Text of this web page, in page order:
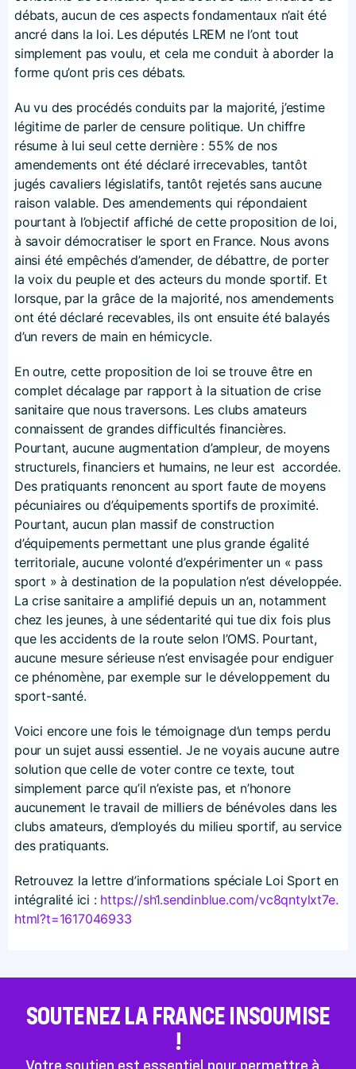
débats, aucun de ces aspects fondamentaux n’ait été
ancré dans la loi. Les députés LREM ne l’ont tout
simplement pas voulu, et cela me conduit à aborder la
forme qu’ont pris ces débats.
Au vu des procédés conduits par la majorité, j’estime
légitime de parler de censure politique. Un chiffre
résume à lui seul cette dernière : 55% de nos
amendements ont été déclaré irrecevables, tantôt
jugés cavaliers législatifs, tantôt rejetés sans aucune
raison valable. Des amendements qui répondaient
pourtant à l’objectif affiché de cette proposition de loi,
à savoir démocratiser le sport en France. Nous avons
ainsi été empêchés d’amender, de débattre, de porter
la voix du peuple et des acteurs du monde sportif. Et
lorsque, par la grâce de la majorité, nos amendements
ont été déclaré recevables, ils ont ensuite été balayés
d’un revers de main en hémicycle.
En outre, cette proposition de loi se trouve être en
complet décalage par rapport à la situation de crise
sanitaire que nous traversons. Les clubs amateurs
connaissent de grandes difficultés financières.
Pourtant, aucune augmentation d’ampleur, de moyens
structurels, financiers et humains, ne leur est accordée.
Des pratiquants renoncent au sport faute de moyens
pécuniaires ou d’équipements sportifs de proximité.
Pourtant, aucun plan massif de construction
d’équipements permettant une plus grande égalité
territoriale, aucune volonté d’expérimenter un « pass
sport » à destination de la population n’est développée.
La crise sanitaire a amplifié depuis un an, notamment
chez les jeunes, à une sédentarité qui tue dix fois plus
que les accidents de la route selon l’OMS. Pourtant,
aucune mesure sérieuse n’est envisagée pour endiguer
ce phénomène, par exemple sur le développement du
sport-santé.
Voici encore une fois le témoignage d’un temps perdu
pour un sujet aussi essentiel. Je ne voyais aucune autre
solution que celle de voter contre ce texte, tout
simplement parce qu’il n’existe pas, et n’honore
aucunement le travail de milliers de bénévoles dans les
clubs amateurs, d’employés du milieu sportif, au service
des pratiquants.
Retrouvez la lettre d’informations spéciale Loi Sport en
intégralité ici : https://​sh1​.sendinblue​.com/​v​c​8​q​n​t​y​l​x​t​7​e​.​
h​t​m​l​?​t​=​1​6​1​7​0​4​6​933
SOUTENEZ LA FRANCE INSOUMISE
!
Votre soutien est essentiel pour permettre à